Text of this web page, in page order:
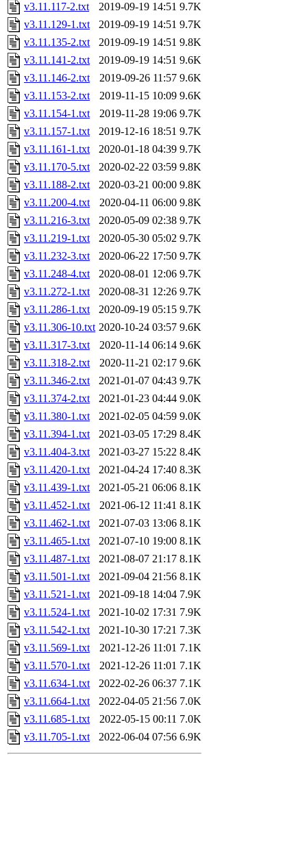
v3.11.117-2.txt
2019-09-19 14:51 9.7K
v3.11.129-1.txt
2019-09-19 14:51 9.7K
v3.11.135-2.txt
2019-09-19 14:51 9.8K
v3.11.141-2.txt
2019-09-19 14:51 9.6K
v3.11.146-2.txt
2019-09-26 11:57 9.6K
v3.11.153-2.txt
2019-11-15 10:09 9.6K
v3.11.154-1.txt
2019-11-28 19:06 9.7K
v3.11.157-1.txt
2019-12-16 18:51 9.7K
v3.11.161-1.txt
2020-01-18 04:39 9.7K
v3.11.170-5.txt
2020-02-22 03:59 9.8K
v3.11.188-2.txt
2020-03-21 00:00 9.8K
v3.11.200-4.txt
2020-04-11 06:00 9.8K
v3.11.216-3.txt
2020-05-09 02:38 9.7K
v3.11.219-1.txt
2020-05-30 05:02 9.7K
v3.11.232-3.txt
2020-06-22 17:50 9.7K
v3.11.248-4.txt
2020-08-01 12:06 9.7K
v3.11.272-1.txt
2020-08-31 12:26 9.7K
v3.11.286-1.txt
2020-09-19 05:15 9.7K
v3.11.306-10.txt 2020-10-24 03:57 9.6K
v3.11.317-3.txt
2020-11-14 06:14 9.6K
v3.11.318-2.txt
2020-11-21 02:17 9.6K
v3.11.346-2.txt
2021-01-07 04:43 9.7K
v3.11.374-2.txt
2021-01-23 04:44 9.0K
v3.11.380-1.txt
2021-02-05 04:59 9.0K
v3.11.394-1.txt
2021-03-05 17:29 8.4K
v3.11.404-3.txt
2021-03-27 15:22 8.4K
v3.11.420-1.txt
2021-04-24 17:40 8.3K
v3.11.439-1.txt
2021-05-21 06:06 8.1K
v3.11.452-1.txt
2021-06-12 11:41 8.1K
v3.11.462-1.txt
2021-07-03 13:06 8.1K
v3.11.465-1.txt
2021-07-10 19:00 8.1K
v3.11.487-1.txt
2021-08-07 21:17 8.1K
v3.11.501-1.txt
2021-09-04 21:56 8.1K
v3.11.521-1.txt
2021-09-18 14:04 7.9K
v3.11.524-1.txt
2021-10-02 17:31 7.9K
v3.11.542-1.txt
2021-10-30 17:21 7.3K
v3.11.569-1.txt
2021-12-26 11:01 7.1K
v3.11.570-1.txt
2021-12-26 11:01 7.1K
v3.11.634-1.txt
2022-02-26 06:37 7.1K
v3.11.664-1.txt
2022-04-05 21:56 7.0K
v3.11.685-1.txt
2022-05-15 00:11 7.0K
v3.11.705-1.txt
2022-06-04 07:56 6.9K